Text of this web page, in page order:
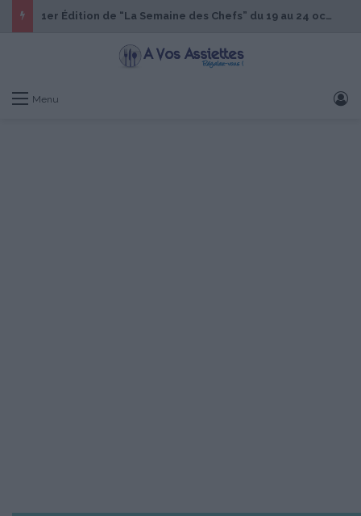
1er Édition de “La Semaine des Chefs” du 19 au 24 octobre 2026
Menu